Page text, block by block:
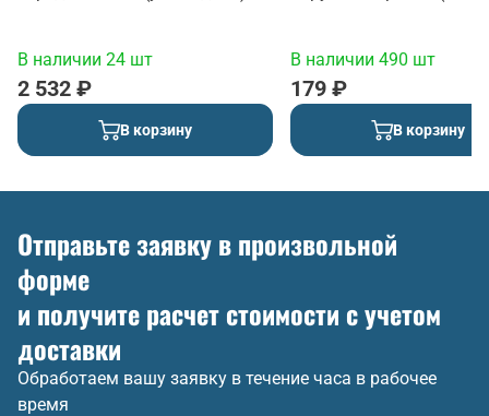
В наличии 24 шт
2 532 ₽
В корзину
В наличии 490 шт
179 ₽
В корзину
Отправьте заявку в произвольной
форме
и получите расчет стоимости с учетом
доставки
Обработаем вашу заявку в течение часа в рабочее
время